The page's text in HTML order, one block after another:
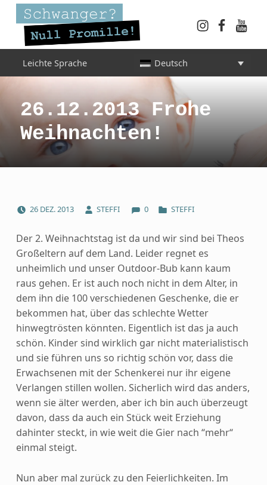
INFORMATIONEN FÜR SCHWANGERE, WERDENDE MÜTTER UND ALLE, DIE SIE IN DER SCHWANGERSCHAFT BEGLEITEN
Leichte Sprache Deutsch
26.12.2013 Frohe
Weihnachten!
26 DEZ.2013 STEFFI 0 STEFFI
Der 2. Weihnachtstag ist da und wir sind bei Theos
Großeltern auf dem Land. Leider regnet es
unheimlich und unser Outdoor-Bub kann kaum
raus gehen. Er ist auch noch nicht in dem Alter, in
dem ihn die 100 verschiedenen Geschenke, die er
bekommen hat, über das schlechte Wetter
hinwegtrösten könnten. Eigentlich ist das ja auch
schön. Kinder sind wirklich gar nicht materialistisch
und sie führen uns so richtig schön vor, dass die
Erwachsenen mit der Schenkerei nur ihr eigene
Verlangen stillen wollen. Sicherlich wird das anders,
wenn sie älter werden, aber ich bin auch überzeugt
davon, dass da auch ein Stück weit Erziehung
dahinter steckt, in wie weit die Gier nach “mehr“
einmal steigt.
Nun aber mal zurück zu den Feierlichkeiten. Im